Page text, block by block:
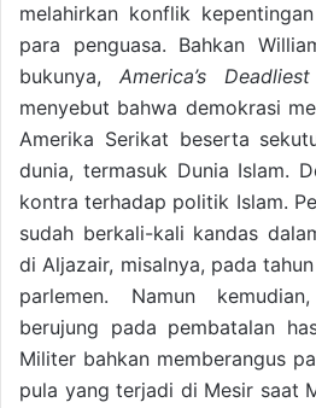
melahirkan konflik
para penguasa. Bahkan
bukunya, America’s
menyebut bahwa demokrasi
Amerika Serikat beserta
dunia, termasuk Dunia Islam.
kontra terhadap politik Islam.
sudah berkali-kali kandas
di Aljazair, misalnya, pada
parlemen. Namun
berujung pada pembatalan
Militer bahkan memberangus
pula yang terjadi di Mesir saat